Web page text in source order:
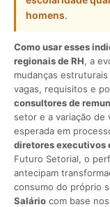
homens.
Como usar esses
regionais de RH, a
mudanças
vagas, requisitos e
consultores de
setor e a variação de
esperada em
diretores executivos
Futuro Setorial, o
antecipam
consumo do próprio
Salário com base